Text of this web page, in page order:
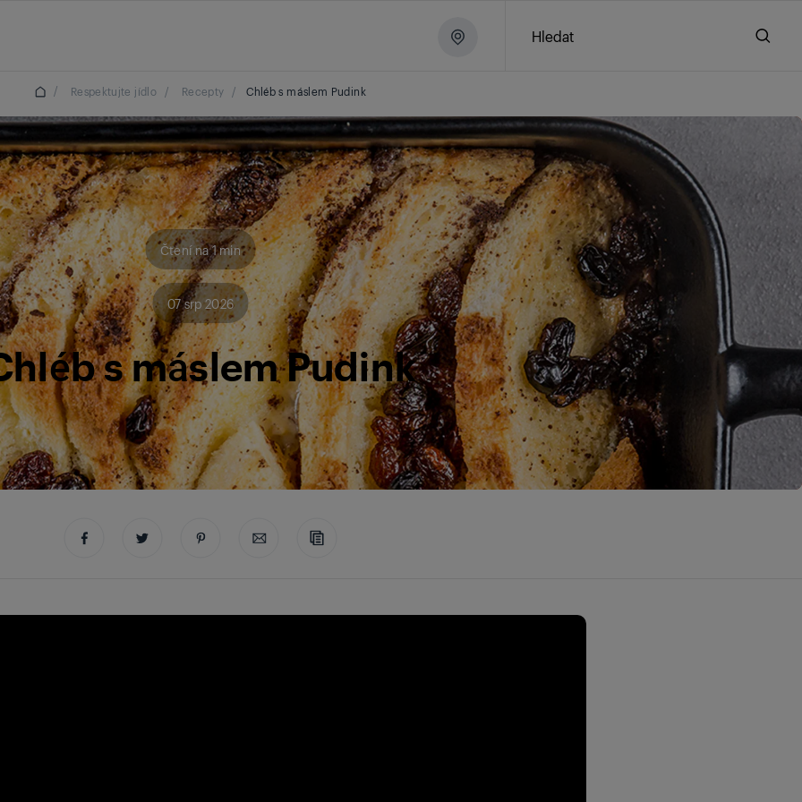
Hledat
/ Respektujte jídlo / Recepty / Chléb s máslem Pudink
Čtení na 1 min
07 srp 2026
s máslem Pudink